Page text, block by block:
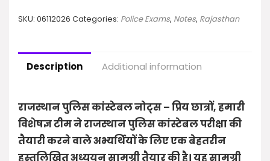
SKU: 06112026 Categories: Police Exams, Notes, Rajasthan
Description Additional information
राजस्थान पुलिस कांस्टेबल नोट्स – प्रिय छात्रों, हमारी
विशेषज्ञ टीम ने राजस्थान पुलिस कांस्टेबल परीक्षा की
तैयारी करने वाले अभ्यर्थियों के लिए एक बेहतरीन
हस्तलिखित अध्ययन सामग्री तैयार की है। यह सामग्री